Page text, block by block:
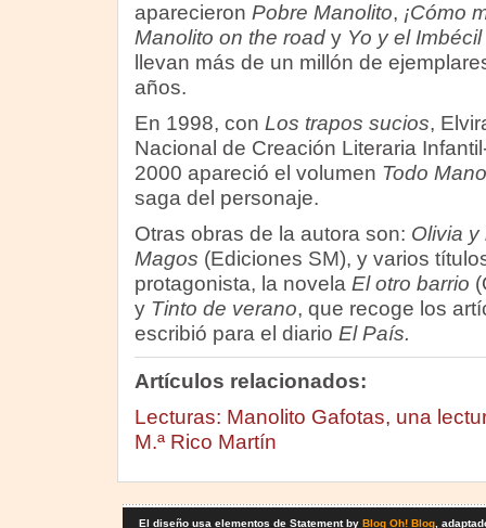
aparecieron Pobre Manolito, ¡Cómo
Manolito on the roady Yo y el Imbécil
llevan más de un millón de
años.
En 1998, con Los trapos sucios,
Nacional de Creación Literaria
2000 apareció el volumen Todo
saga del personaje.
Otras obras de la autora son: Olivia y
Magos (Ediciones SM), y varios
protagonista, la novela El otro barrio
y Tinto de verano, que recoge los
escribió para el diario El País.
Artículos relacionados:
Lecturas: Manolito Gafotas, una
M.ª Rico Martín
El diseño usa elementos de Statement by Blog Oh! Blog,